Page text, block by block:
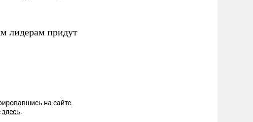
лидерам придут
на сайте.
здесь.